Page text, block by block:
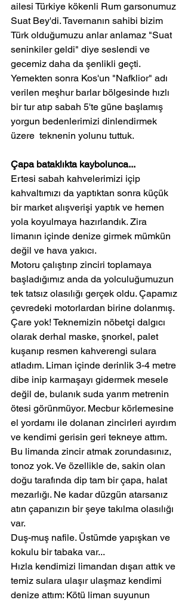
ailesi Türkiye kökenli Rum garsonumuz
Suat Bey'di. Tavernanın sahibi bizim
Türk olduğumuzu anlar anlamaz "Suat
seninkiler geldi" diye seslendi ve
gecemiz daha da şenlikli geçti.
Yemekten sonra Kos'un "Nafklior" adı
verilen meşhur barlar bölgesinde hızlı
bir tur atıp sabah 5'te güne başlamış
yorgun bedenlerimizi dinlendirmek
üzere  teknenin yolunu tuttuk.
Çapa bataklıkta kaybolunca...
Ertesi sabah kahvelerimizi içip
kahvaltımızı da yaptıktan sonra küçük
bir market alışverişi yaptık ve hemen
yola koyulmaya hazırlandık. Zira
limanın içinde denize girmek mümkün
değil ve hava yakıcı.
Motoru çalıştırıp zinciri toplamaya
başladığımız anda da yolculuğumuzun
tek tatsız olasılığı gerçek oldu. Çapamız
çevredeki motorlardan birine dolanmış.
Çare yok! Teknemizin nöbetçi dalgıcı
olarak derhal maske, şnorkel, palet
kuşanıp resmen kahverengi sulara
atladım. Liman içinde derinlik 3-4 metre
dibe inip karmaşayı gidermek mesele
değil de, bulanık suda yarım metrenin
ötesi görünmüyor. Mecbur körlemesine
el yordamı ile dolanan zincirleri ayırdım
ve kendimi gerisin geri tekneye attım.
Bu limanda zincir atmak zorundasınız,
tonoz yok. Ve özellikle de, sakin olan
doğu tarafında dip tam bir çapa, halat
mezarlığı. Ne kadar düzgün atarsanız
atın çapanızın bir şeye takılma olasılığı
var.
Duş-muş nafile. Üstümde yapışkan ve
kokulu bir tabaka var...
Hızla kendimizi limandan dışarı attık ve
temiz sulara ulaşır ulaşmaz kendimi
denize attım: Kötü liman suyunun